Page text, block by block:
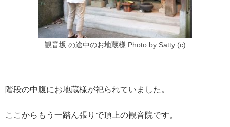
観音坂 の途中のお地蔵様 Photo by Satty (c)
階段の中腹にお地蔵様が祀られていました。
ここからもう一踏ん張りで頂上の観音院です。